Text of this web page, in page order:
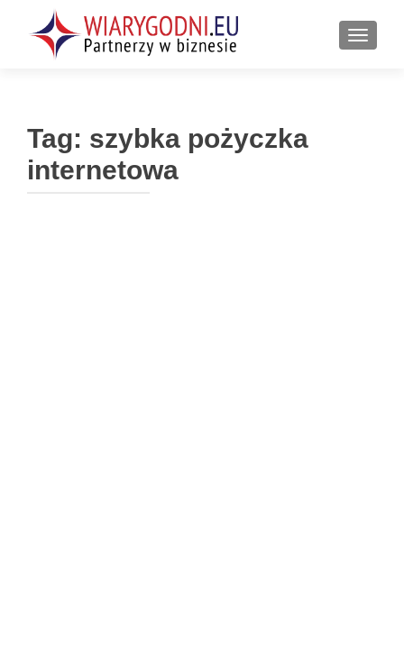
Tag: szybka pożyczka
internetowa